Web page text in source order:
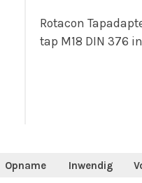
Rotacon
tap M18 DIN 376
Opname Inwendig